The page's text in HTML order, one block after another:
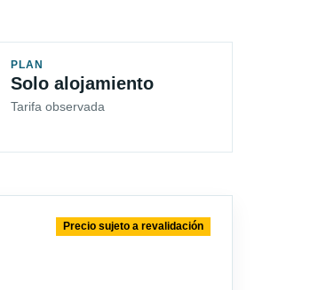
PLAN
Solo alojamiento
Tarifa observada
Precio sujeto a revalidación